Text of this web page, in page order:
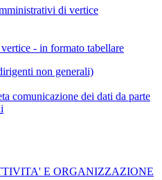
di vertice
- in formato tabellare
non generali)
comunicazione dei dati da parte
E ORGANIZZAZIONE